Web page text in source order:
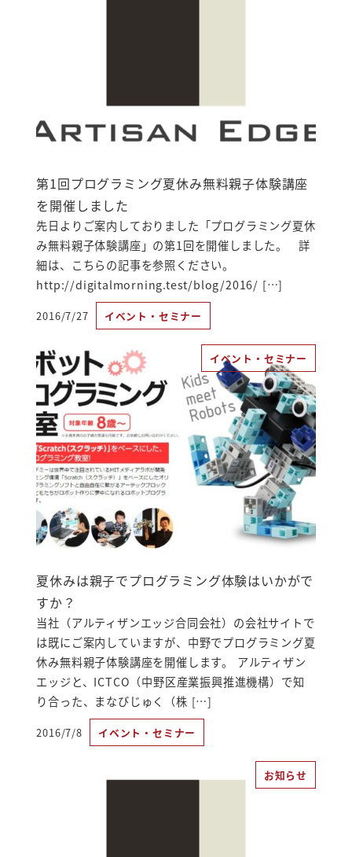
第1回プログラミング夏休み無料親子体験講座
を開催しました
先日よりご案内しておりました「プログラミング夏休
み無料親子体験講座」の第1回を開催しました。 詳
細は、こちらの記事を参照ください。
http://digitalmorning.test/blog/2016/ […]
投稿日
2016/7/27 イベント・セミナー
イベント・セミナー
夏休みは親子でプログラミング体験はいかがで
すか？
当社（アルティザンエッジ合同会社）の会社サイトで
は既にご案内していますが、中野でプログラミング夏
休み無料親子体験講座を開催します。 アルティザン
エッジと、ICTCO（中野区産業振興推進機構）で知
り合った、まなびじゅく（株 […]
投稿日
2016/7/8 イベント・セミナー
お知らせ